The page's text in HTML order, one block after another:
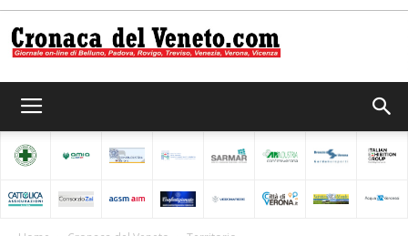
del